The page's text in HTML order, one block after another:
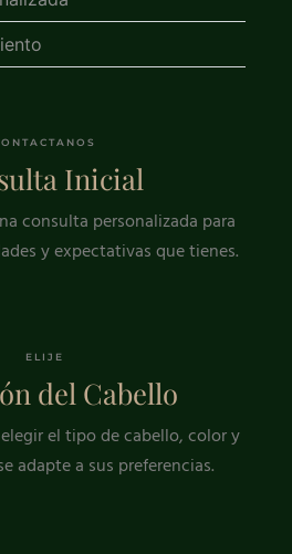
Inicial
consulta personalizada para
y expectativas que tienes.
ELIJE
del Cabello
el tipo de cabello, color y
adapte a sus preferencias.